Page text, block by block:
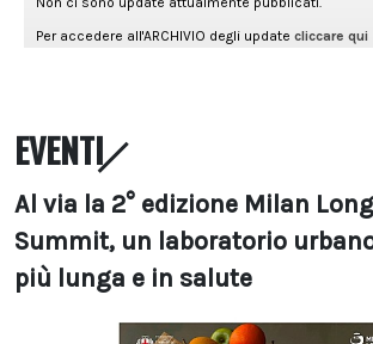
EVENTI
Al via la 2° edizione Milan
Summit, un laboratorio
più lunga e in salute